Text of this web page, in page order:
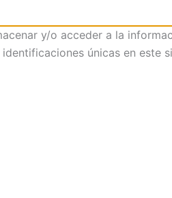
y/o acceder a la
únicas en este